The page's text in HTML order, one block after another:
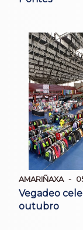
AMARIÑAXA
Vegadeo
outubro